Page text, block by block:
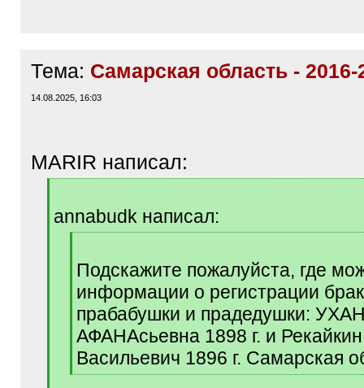
Тема: Самарская область - 2016-
14.08.2025, 16:03
MARIR написал:
]annabudk написал:
Подскажите пожалуйста, где
информации о регистрации
прабабушки и прадедушки:
АФАНАсьевна 1898 г. и
Васильевич 1896 г. Самарская
[